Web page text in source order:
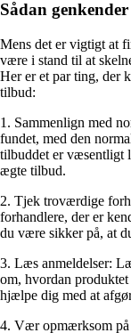
Sådan
Mens det er vigtigt at
være i stand til at
Her er et par ting, der
tilbud:
1. Sammenlign med
fundet, med den
tilbuddet er væsentligt
ægte tilbud.
2. Tjek troværdige
forhandlere, der er
du være sikker på, at
3. Læs anmeldelser:
om, hvordan
hjælpe dig med at
4. Vær opmærksom